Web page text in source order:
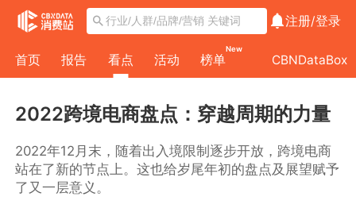
注册/登录
首页 报告 看点 活动 榜单
New
CBNDataBox
2022跨境电商盘点：穿越周期的力量
2022年12月末，随着出入境限制逐步开放，跨境电商
站在了新的节点上。这也给岁尾年初的盘点及展望赋予
了又一层意义。